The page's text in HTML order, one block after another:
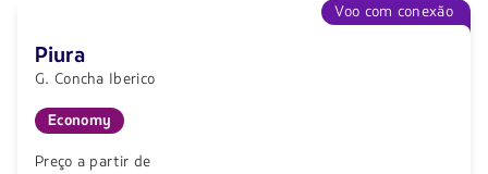
Voo com conexão
Piura
G. Concha Iberico
Economy
Preço a partir de